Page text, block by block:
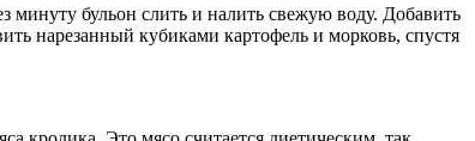
бульон слить и налить свежую воду. Добавить
нарезанный кубиками картофель и морковь, спустя